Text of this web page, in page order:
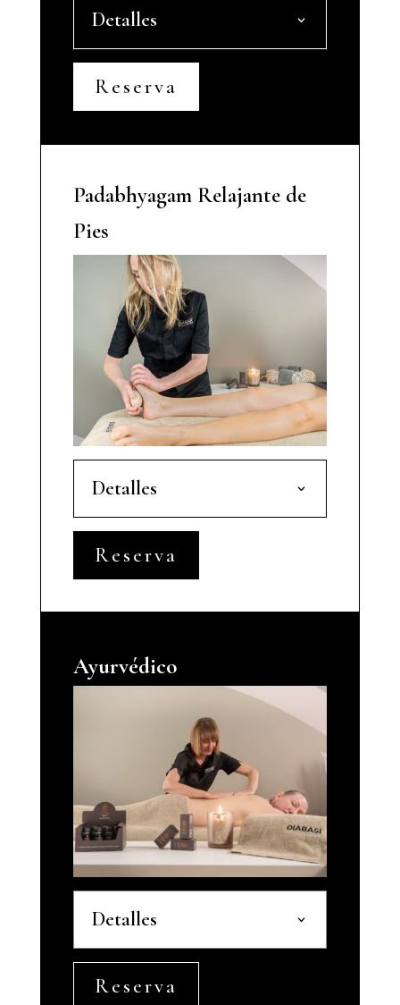
Detalles
Reserva
Padabhyagam Relajante de
Pies
Detalles
Reserva
Ayurvédico
Detalles
Reserva